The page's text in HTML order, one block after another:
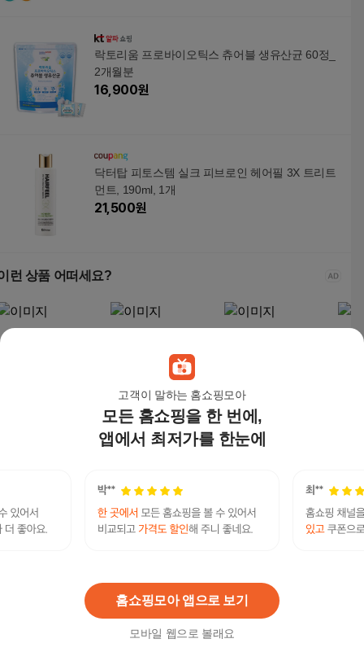
고객이 말하는 홈쇼핑모아
모든 홈쇼핑을 한 번에,
앱에서 최저가를 한눈에
홈쇼핑모아 앱으로 보기
모바일 웹으로 볼래요
락토리움 프로바이오틱스 츄어블 생유산균 60정_
2개월분
16,900원
닥터탑 피토스템 실크 피브로인 헤어필 3X 트리트
먼트, 190ml, 1개
21,500원
런 상품 어떠세요?
오케이 복덩이 실크
비오케이 복덩이 실크
실크 피브로인 장밀착
치 펩다이드 파우더 순
도100% 50% 추출물
식물성 SS바이오팜 식
인
카테
크피브로인유산균연관검색어
실크피브로인유산균골드 실크피브로인유산균골드유산균